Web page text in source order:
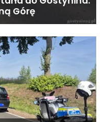
opieki z
od 6800 zł
Ostateczna cena
opieki oraz
potrzeb
Zadzwoń: 726
Górę